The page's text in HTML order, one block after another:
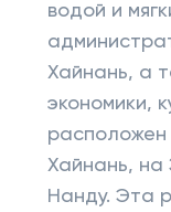
водой и
Хайнань, а
экономики,
расположен
Хайнань, на
Нанду. Эта